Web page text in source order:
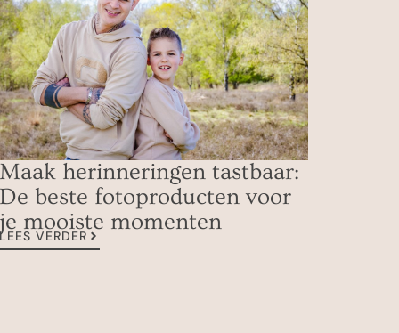
Maak herinneringen tastbaar:
De beste fotoproducten voor
je mooiste momenten
LEES VERDER